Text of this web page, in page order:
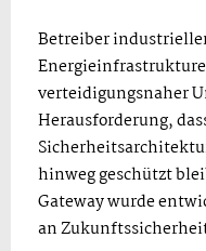
Betreiber
verteidigungsnaher
Herausforderung,
hinweg geschützt
Gateway wurde
an